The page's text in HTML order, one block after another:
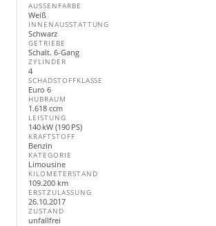
AUSSENFARBE
Weiß
INNENAUSSTATTUNG
Schwarz
GETRIEBE
Schalt. 6-Gang
ZYLINDER
4
SCHADSTOFFKLASSE
Euro 6
HUBRAUM
1.618 ccm
LEISTUNG
140 kW (190 PS)
KRAFTSTOFF
Benzin
KATEGORIE
Limousine
KILOMETERSTAND
109.200 km
ERSTZULASSUNG
26.10.2017
ZUSTAND
unfallfrei